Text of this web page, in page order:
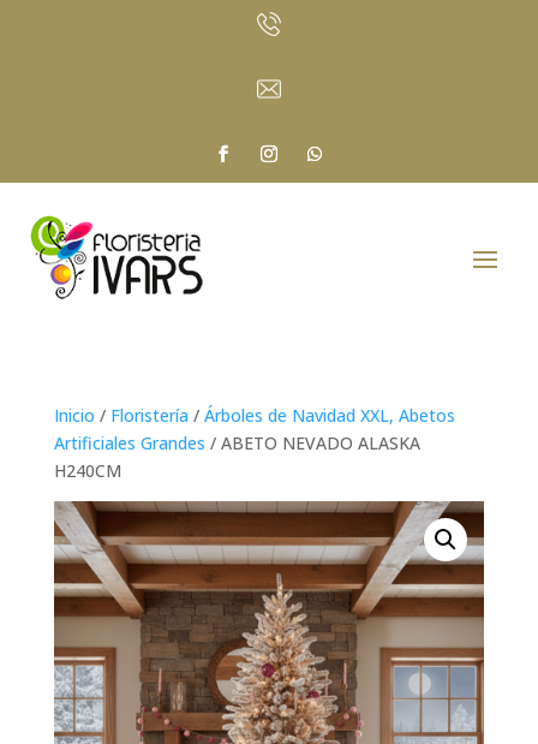
Inicio / Floristería / Árboles de Navidad XXL, Abetos
Artificiales Grandes / ABETO NEVADO ALASKA
H240CM